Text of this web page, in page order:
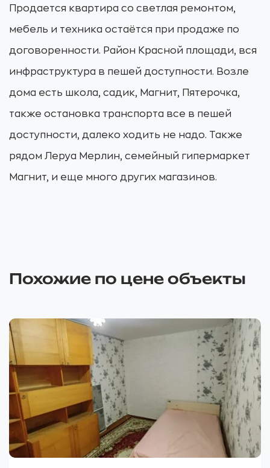
Продается квартира со светлая ремонтом,
мебель и техника остаётся при продаже по
договоренности. Район Красной площади, вся
инфраструктура в пешей доступности. Возле
дома есть школа, садик, Магнит, Пятерочка,
также остановка транспорта все в пешей
доступности, далеко ходить не надо. Также
рядом Леруа Мерлин, семейный гипермаркет
Магнит, и еще много других магазинов.
Похожие по цене объекты